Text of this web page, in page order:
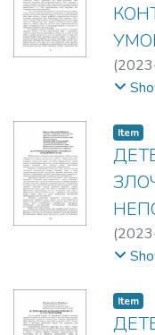
(
Item
(
Item